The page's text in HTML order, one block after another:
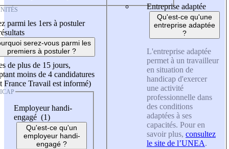
parmi les 1ers à postuler
serez-vous parmi les
premiers à postuler ?
de plus de 15 jours,
moins de 4 candidatures
France Travail est informé)
Employeur handi-
engagé (1)
Qu'est-ce qu'un
employeur handi-
engagé ?
Entreprise adaptée
Qu'est-ce qu'une
entreprise adaptée
?
L'entreprise adaptée
permet à un travailleur
en situation de
handicap d'exercer
une activité
professionnelle dans
des conditions
adaptées à ses
capacités. Pour en
savoir plus, consultez
le site de l’UNEA.